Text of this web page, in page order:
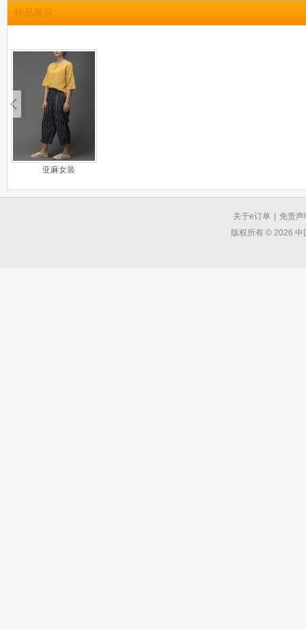
样品展示
亚麻女装
关于e订单
免责声
版权所有 © 2026